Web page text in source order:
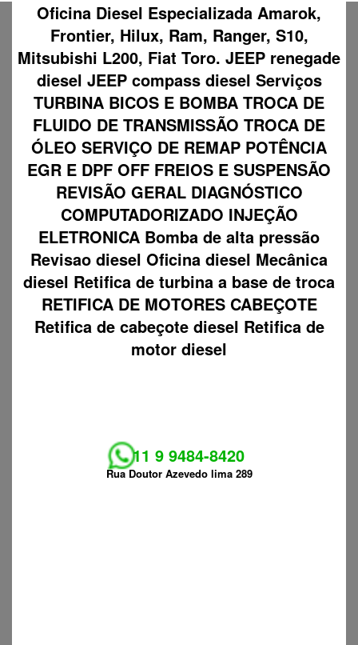
Oficina Diesel Especializada Amarok,
Frontier, Hilux, Ram, Ranger, S10,
Mitsubishi L200, Fiat Toro. JEEP renegade
diesel JEEP compass diesel Serviços
TURBINA BICOS E BOMBA TROCA DE
FLUIDO DE TRANSMISSÃO TROCA DE
ÓLEO SERVIÇO DE REMAP POTÊNCIA
EGR E DPF OFF FREIOS E SUSPENSÃO
REVISÃO GERAL DIAGNÓSTICO
COMPUTADORIZADO INJEÇÃO
ELETRONICA Bomba de alta pressão
Revisao diesel Oficina diesel Mecânica
diesel Retifica de turbina a base de troca
RETIFICA DE MOTORES CABEÇOTE
Retifica de cabeçote diesel Retifica de
motor diesel
11 9 9484-8420
Rua Doutor Azevedo lima 289